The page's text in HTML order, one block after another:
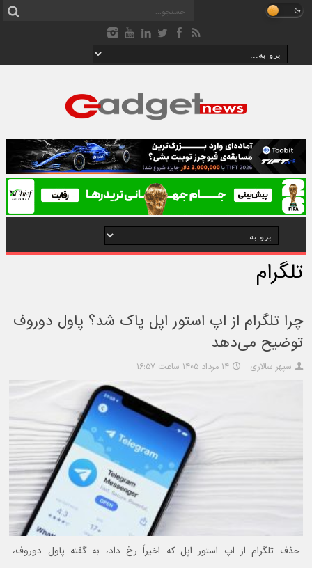
تلگرام
چرا تلگرام از اپ استور اپل پاک شد؟ پاول دوروف
توضیح می‌دهد
سپهر سالاری ۱۴ مرداد ۱۴۰۵ ساعت ۱۶:۵۷
حذف تلگرام از اپ استور اپل که اخیراً رخ داد، به گفته پاول دوروف،